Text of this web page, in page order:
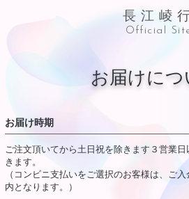
長江崚
Official
お届けにつ
お届け時期
ご注文頂いてから土日祝を除きます３営業
きます。
（コンビニ支払いをご選択のお客様は、ご
内となります。）